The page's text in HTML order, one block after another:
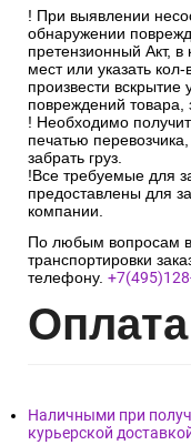
! При выявлении
обнаружении
претензионный Акт, в
мест или указать
произвести вскрытие
повреждений
! Необходимо
печатью
забрать груз.
!Все требуемые для
предоставлены для
компании.
По любым вопросам
транспортировки
телефону.
Оплата
Наличными при
курьерской